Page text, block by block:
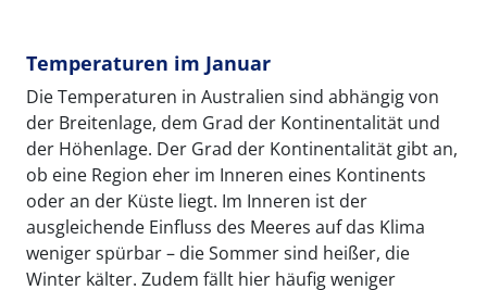
Temperaturen im Januar
Die Temperaturen in Australien sind abhängig von
der Breitenlage, dem Grad der Kontinentalität und
der Höhenlage. Der Grad der Kontinentalität gibt an,
ob eine Region eher im Inneren eines Kontinents
oder an der Küste liegt. Im Inneren ist der
ausgleichende Einfluss des Meeres auf das Klima
weniger spürbar – die Sommer sind heißer, die
Winter kälter. Zudem fällt hier häufig weniger